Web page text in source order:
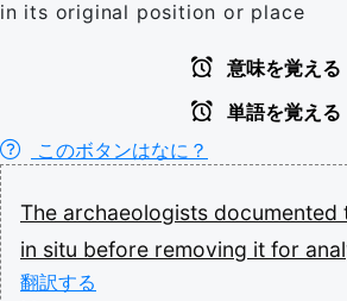
in its original position or place
意味を覚える
単語を覚える
このボタンはなに？
The archaeologists documented
in situ before removing it for
翻訳する